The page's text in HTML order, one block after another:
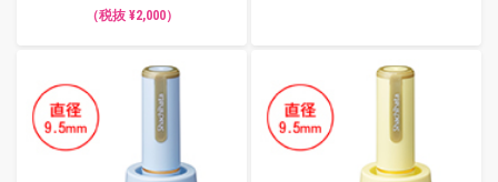
（税抜 ¥2,000）